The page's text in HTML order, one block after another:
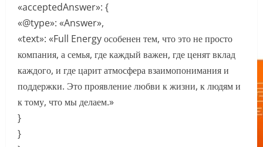
«acceptedAnswer»: {
«@type»: «Answer»,
«text»: «Full Energy особенен тем, что это не просто
компания, а семья, где каждый важен, где ценят вклад
каждого, и где царит атмосфера взаимопонимания и
поддержки. Это проявление любви к жизни, к людям и
к тому, что мы делаем.»
}
}